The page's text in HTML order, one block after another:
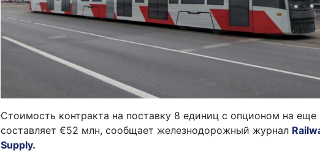
Стоимость контракта на поставку 8 единиц с опционом на еще
составляет €52 млн, сообщает железнодорожный журнал
Supply.